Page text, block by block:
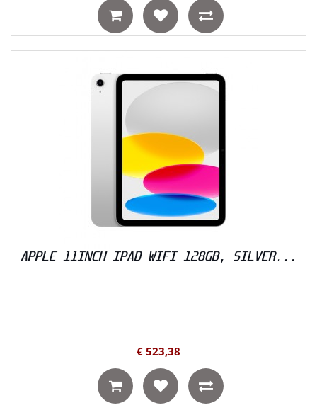
APPLE 11INCH IPAD WIFI 128GB, SILVER...
€ 523,38